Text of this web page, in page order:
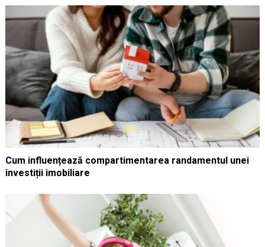
Cum influențează compartimentarea randamentul unei
investiții imobiliare